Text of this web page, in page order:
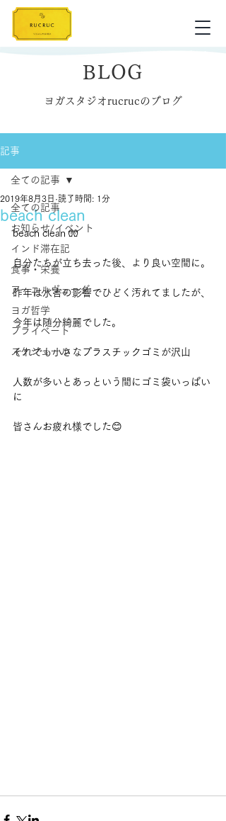
BLOG
ヨガスタジオrucrucのブログ
記事
全ての記事
お知らせ/イベント
インド滞在記
食事・栄養
アーユルヴェーダ
ヨガ哲学
プライベート
スケジュール
全ての記事
beach clean
2019年8月3日 読了時間: 1分
beach clean 🧤
自分たちが立ち去った後、より良い空間に。
昨年は水害の影響でひどく汚れてましたが、
今年は随分綺麗でした。
それでも小さなプラスチックゴミが沢山
人数が多いとあっという間にゴミ袋いっぱい
に
皆さんお疲れ様でした😊